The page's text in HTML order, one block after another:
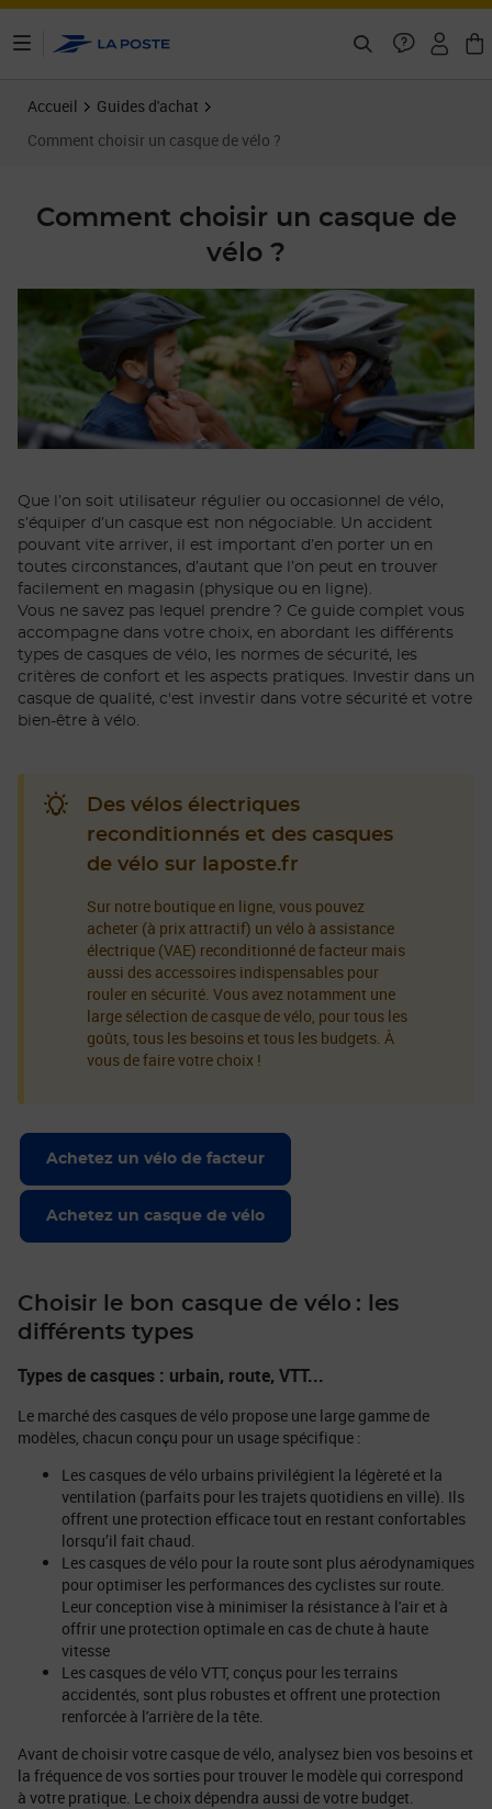
Accueil
Guides d'achat
Comment choisir un casque de vélo ?
Comment choisir un casque de
vélo ?
Que l’on soit utilisateur régulier ou occasionnel de vélo,
s’équiper d’un casque est non négociable. Un accident
pouvant vite arriver, il est important d’en porter un en
toutes circonstances, d’autant que l’on peut en trouver
facilement en magasin (physique ou en ligne).
Vous ne savez pas lequel prendre ? Ce guide complet vous
accompagne dans votre choix, en abordant les différents
types de casques de vélo, les normes de sécurité, les
critères de confort et les aspects pratiques. Investir dans un
casque de qualité, c'est investir dans votre sécurité et votre
bien-être à vélo.
Des vélos électriques
reconditionnés et des casques
de vélo sur laposte.fr
Sur notre boutique en ligne, vous pouvez
acheter (à prix attractif) un vélo à assistance
électrique (VAE) reconditionné de facteur mais
aussi des accessoires indispensables pour
rouler en sécurité. Vous avez notamment une
large sélection de casque de vélo, pour tous les
goûts, tous les besoins et tous les budgets. À
vous de faire votre choix !
Achetez un vélo de facteur
Achetez un casque de vélo
Choisir le bon casque de vélo : les
différents types
Types de casques : urbain, route, VTT...
Le marché des casques de vélo propose une large gamme de
modèles, chacun conçu pour un usage spécifique :
Les casques de vélo urbains privilégient la légèreté et la
ventilation (parfaits pour les trajets quotidiens en ville). Ils
offrent une protection efficace tout en restant confortables
lorsqu’il fait chaud.
Les casques de vélo pour la route sont plus aérodynamiques
pour optimiser les performances des cyclistes sur route.
Leur conception vise à minimiser la résistance à l'air et à
offrir une protection optimale en cas de chute à haute
vitesse
Les casques de vélo VTT, conçus pour les terrains
accidentés, sont plus robustes et offrent une protection
renforcée à l'arrière de la tête.
Avant de choisir votre casque de vélo, analysez bien vos besoins et
la fréquence de vos sorties pour trouver le modèle qui correspond
à votre pratique. Le choix dépendra aussi de votre budget.